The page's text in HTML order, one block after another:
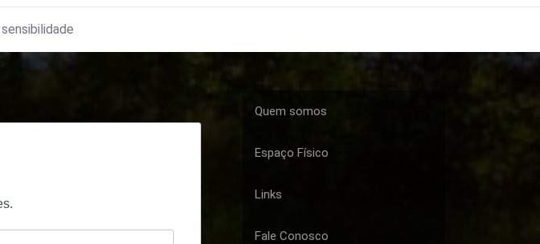
Quem somos
Espaço Físico
Links
Fale Conosco